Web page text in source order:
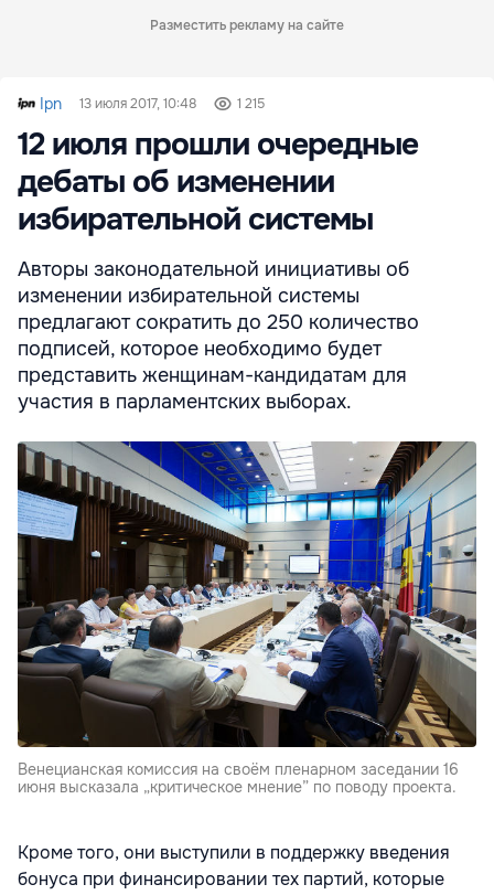
Разместить рекламу на сайте
Ipn 13 июля 2017, 10:48 1 215
12 июля прошли очередные
дебаты об изменении
избирательной системы
Авторы законодательной инициативы об
изменении избирательной системы
предлагают сократить до 250 количество
подписей, которое необходимо будет
представить женщинам-кандидатам для
участия в парламентских выборах.
Венецианская комиссия на своём пленарном заседании 16
июня высказала „критическое мнение” по поводу проекта.
Кроме того, они выступили в поддержку введения
бонуса при финансировании тех партий, которые